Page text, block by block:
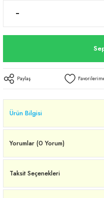
Paylaş
Ürün Bilgisi
Yorumlar (0 Yorum)
Taksit Seçenekleri